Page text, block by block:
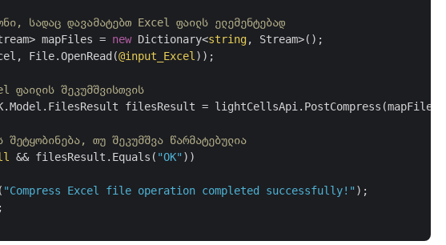
სადაც დავამატებთ Excel ფაილს ელემენტებად
mapFiles = new Dictionary<string, Stream>();
File.OpenRead(@input_Excel ));
ფაილის შეკუმშვისთვის
filesResult = lightCellsApi.PostCompress(mapFiles,
თუ შეკუმშვა წარმატებულია
&& filesResult.Equals( "OK" ))
"Compress Excel file operation completed successfully!" );